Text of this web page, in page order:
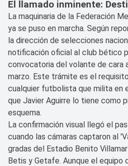
El llamado inminente:
La maquinaria de la Federación
ya se puso en marcha. Según
la dirección de selecciones
notificación oficial al club bético
convocatoria del volante de cara
marzo. Este trámite es el
cualquier futbolista que milita en
que Javier Aguirre lo tiene como
esquema.
La confirmación visual llegó el
cuando las cámaras captaron al
gradas del Estadio Benito
Betis y Getafe. Aunque el equipo